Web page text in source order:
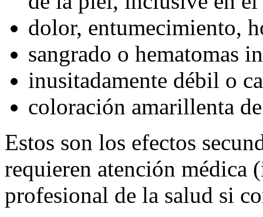
dolor, entumecimiento,
sangrado o hematomas
inusitadamente débil o
coloración amarillenta
Estos son los efectos
requieren atención médica
profesional de la salud si